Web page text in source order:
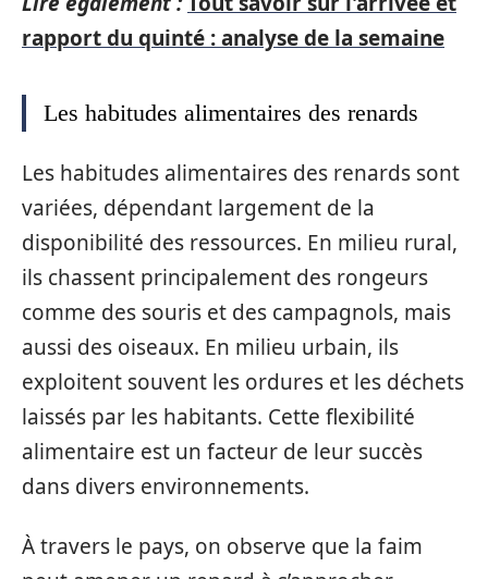
rapport du quinté : analyse de la semaine
Les habitudes alimentaires des renards
Les habitudes alimentaires des renards sont
variées, dépendant largement de la
disponibilité des ressources. En milieu rural,
ils chassent principalement des rongeurs
comme des souris et des campagnols, mais
aussi des oiseaux. En milieu urbain, ils
exploitent souvent les ordures et les déchets
laissés par les habitants. Cette flexibilité
alimentaire est un facteur de leur succès
dans divers environnements.
À travers le pays, on observe que la faim